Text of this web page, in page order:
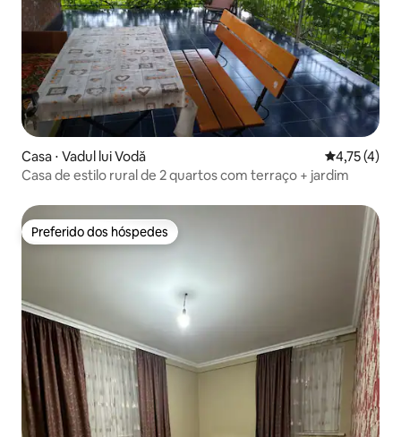
Casa ⋅ Vadul lui Vodă 4,75 de
4,75 (4)
Casa de estilo rural de 2 quartos com terraço + jardim
Preferido dos hóspedes
Preferido dos hóspedes